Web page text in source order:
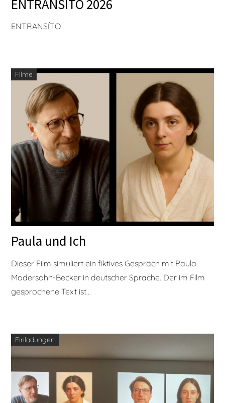
ENTRANSÌTO 2026
ENTRANSÍTO
Filme
Paula und Ich
Dieser Film simuliert ein fiktives Gespräch mit Paula
Modersohn-Becker in deutscher Sprache. Der im Film
gesprochene Text ist...
Einladungen